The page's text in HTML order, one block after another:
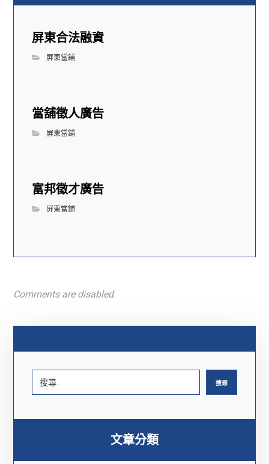
屏東合法融資
屏東當鋪
當舖徵人廣告
屏東當鋪
富邦徵才廣告
屏東當鋪
Comments are disabled.
搜尋
文章分類